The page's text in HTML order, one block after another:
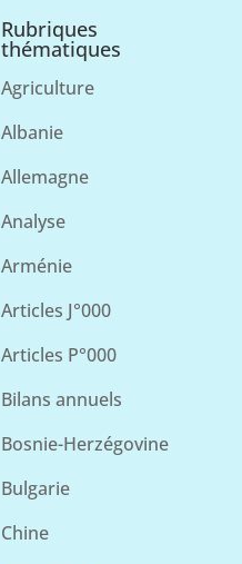
Rubriques
thématiques
Agriculture
Albanie
Allemagne
Analyse
Arménie
Articles J°000
Articles P°000
Bilans annuels
Bosnie-Herzégovine
Bulgarie
Chine